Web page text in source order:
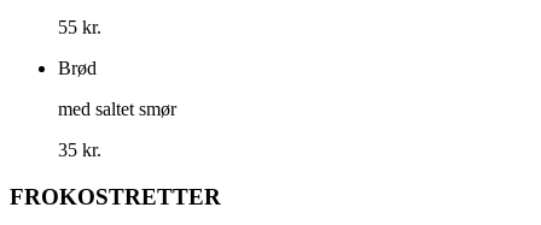
55 kr.
Brød
med saltet smør
35 kr.
FROKOSTRETTER